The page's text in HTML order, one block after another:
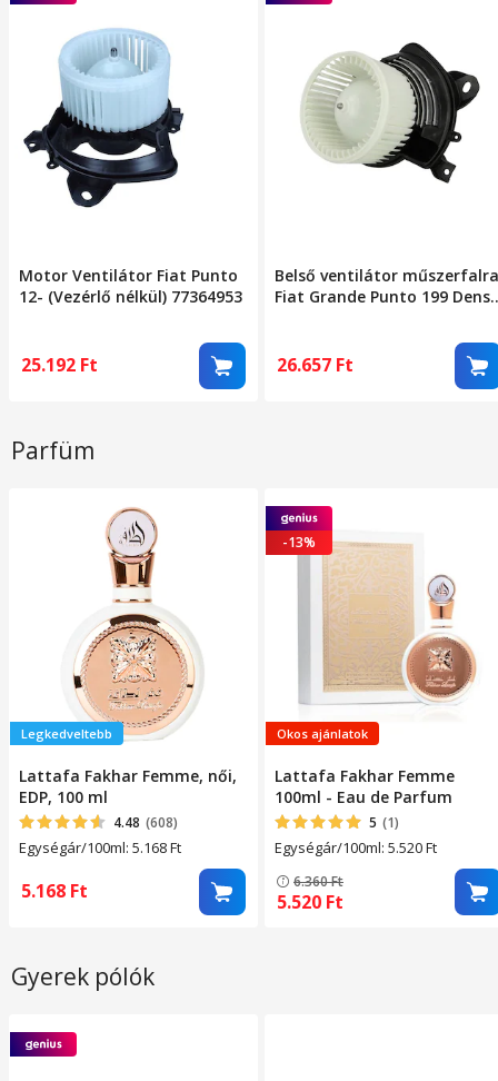
Motor Ventilátor Fiat Punto
12- (Vezérlő nélkül) 77364953
25.192 Ft
Belső ventilátor műszerfalra
Fiat Grande Punto 199
26.657 Ft
Parfüm
Legkedveltebb
Lattafa Fakhar Femme, női,
EDP, 100 ml
4.48 (608)
Egységár/100ml: 5.168Ft
5.168 Ft
-13%
Okos ajánlatok
Lattafa Fakhar Femme
100ml - Eau de Parfum
5 (1)
Egységár/100ml: 5.520Ft
6.360Ft
5.520 Ft
Gyerek pólók